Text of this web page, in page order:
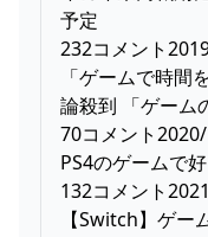
予定
232コメント
「ゲームで時間
論殺到 「ゲーム
70コメント
PS4のゲームで
132コメント
【Switch】ゲー